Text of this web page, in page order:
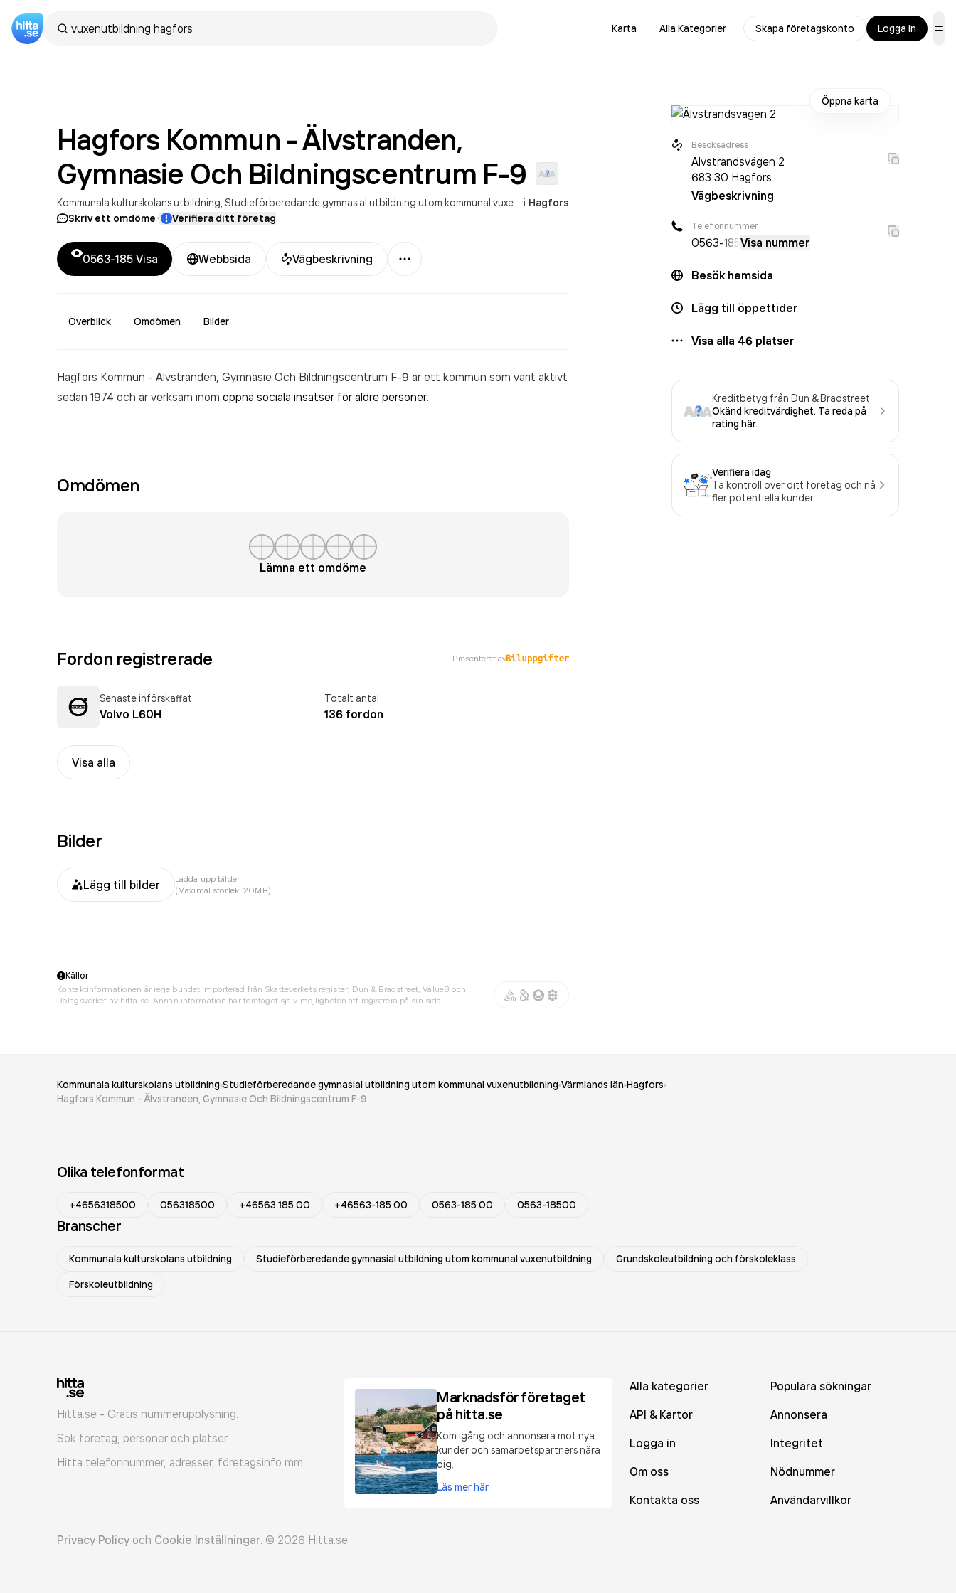
Karta Alla Kategorier Skapa företagskonto Logga in
Hagfors Kommun - Älvstranden,
Gymnasie Och Bildningscentrum F-9
Kommunala kulturskolans utbildning Studieförberedande gymnasial utbildning utom kommunal vuxenutbildning i Hagfors
Skriv ett omdöme· Verifiera ditt företag
0563-185 Visa Webbsida Vägbeskrivning
Mer
Överblick Omdömen Bilder
Hagfors Kommun - Älvstranden, Gymnasie Och Bildningscentrum F-9 är ett kommun som varit aktivt
sedan 1974 och är verksam inom öppna sociala insatser för äldre personer.
Omdömen
Lämna ett omdöme
Fordon registrerade Presenterat av
Senaste införskaffat
Volvo L60H
Totalt antal
136 fordon
Visa alla
Bilder
Lägg till bilder
Ladda upp bilder
(Maximal storlek: 20MB)
Öppna karta
Besöksadress
Älvstrandsvägen 2
683 30 Hagfors
Vägbeskrivning
Telefonnummer
0563-185Visa nummer
Besök hemsida
Lägg till öppettider
Visa alla 46 platser
Kreditbetyg från Dun & Bradstreet
Okänd kreditvärdighet. Ta reda på
rating här.
Verifiera idag
Ta kontroll över ditt företag och nå
fler potentiella kunder
Källor
Kontaktinformationen är regelbundet importerad från Skatteverkets register, Dun & Bradstreet, Value8 och
Bolagsverket av hitta.se. Annan information har företaget själv möjligheten att registrera på sin sida.
Kommunala kulturskolans utbildning Studieförberedande gymnasial utbildning utom kommunal vuxenutbildning Värmlands län Hagfors
Hagfors Kommun - Älvstranden, Gymnasie Och Bildningscentrum F-9
Olika telefonformat
+4656318500 056318500 +46563 185 00 +46563-185 00 0563-185 00 0563-18500
Branscher
Kommunala kulturskolans utbildning Studieförberedande gymnasial utbildning utom kommunal vuxenutbildning
Grundskoleutbildning och förskoleklass
Förskoleutbildning
Hitta.se - Gratis nummerupplysning.
Sök företag, personer och platser.
Hitta telefonnummer, adresser, företagsinfo mm.
Marknadsför företaget
på hitta.se
Kom igång och annonsera mot nya
kunder och samarbetspartners nära
dig.
Läs mer här
Alla kategorier
Populära sökningar
API & Kartor
Annonsera
Logga in
Integritet
Om oss
Nödnummer
Kontakta oss
Användarvillkor
Privacy Policy och Cookie Inställningar. © 2026 Hitta.se